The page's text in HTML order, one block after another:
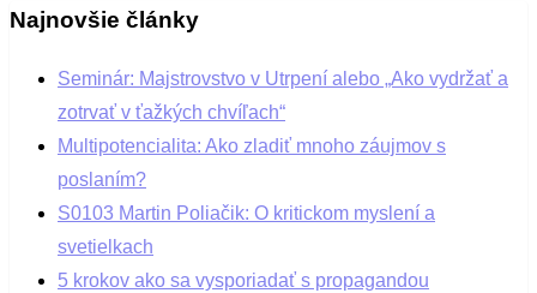
Najnovšie články
Seminár: Majstrovstvo v Utrpení alebo „Ako vydržať a
zotrvať v ťažkých chvíľach“
Multipotencialita: Ako zladiť mnoho záujmov s
poslaním?
S0103 Martin Poliačik: O kritickom myslení a
svetielkach
5 krokov ako sa vysporiadať s propagandou